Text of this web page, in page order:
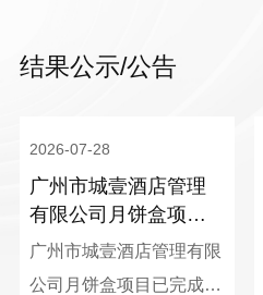
结果公示/公告
2026-07-28
广州市城壹酒店管理
有限公司月饼盒项目
采购结果公告
广州市城壹酒店管理有限
公司月饼盒项目已完成采